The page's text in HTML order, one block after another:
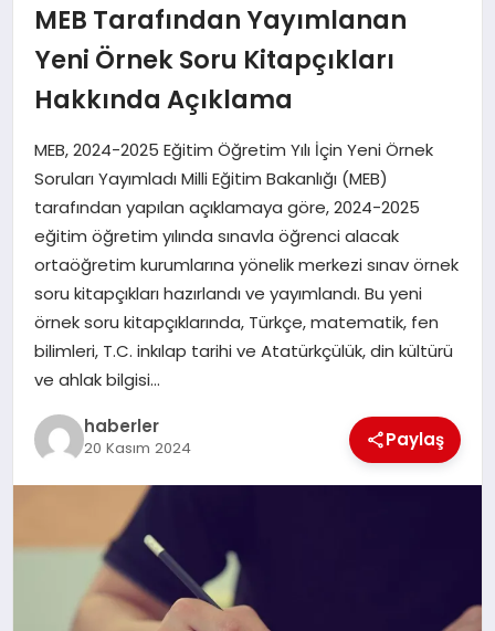
SAĞLIK
EKONOMI
MAGAZIN
EĞITIM
MEB Tarafından Yayımlanan
Yeni Örnek Soru Kitapçıkları
Hakkında Açıklama
MEB, 2024-2025 Eğitim Öğretim Yılı İçin Yeni Örnek
Soruları Yayımladı Milli Eğitim Bakanlığı (MEB)
tarafından yapılan açıklamaya göre, 2024-2025
eğitim öğretim yılında sınavla öğrenci alacak
ortaöğretim kurumlarına yönelik merkezi sınav örnek
soru kitapçıkları hazırlandı ve yayımlandı. Bu yeni
örnek soru kitapçıklarında, Türkçe, matematik, fen
bilimleri, T.C. inkılap tarihi ve Atatürkçülük, din kültürü
ve ahlak bilgisi…
haberler
20 Kasım 2024 Paylaş